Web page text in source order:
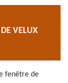
VELUX
fenêtre de